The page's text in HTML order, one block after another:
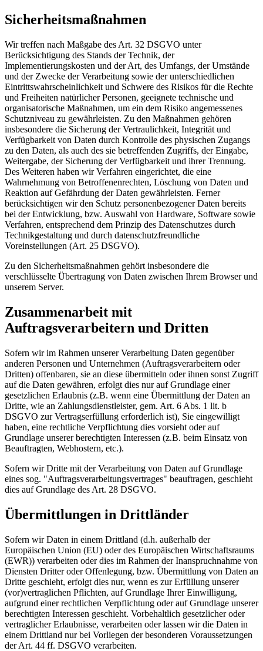
Sicherheitsmaßnahmen
Wir treffen nach Maßgabe des Art. 32 DSGVO unter
Berücksichtigung des Stands der Technik, der
Implementierungskosten und der Art, des Umfangs, der Umstände
und der Zwecke der Verarbeitung sowie der unterschiedlichen
Eintrittswahrscheinlichkeit und Schwere des Risikos für die Rechte
und Freiheiten natürlicher Personen, geeignete technische und
organisatorische Maßnahmen, um ein dem Risiko angemessenes
Schutzniveau zu gewährleisten. Zu den Maßnahmen gehören
insbesondere die Sicherung der Vertraulichkeit, Integrität und
Verfügbarkeit von Daten durch Kontrolle des physischen Zugangs
zu den Daten, als auch des sie betreffenden Zugriffs, der Eingabe,
Weitergabe, der Sicherung der Verfügbarkeit und ihrer Trennung.
Des Weiteren haben wir Verfahren eingerichtet, die eine
Wahrnehmung von Betroffenenrechten, Löschung von Daten und
Reaktion auf Gefährdung der Daten gewährleisten. Ferner
berücksichtigen wir den Schutz personenbezogener Daten bereits
bei der Entwicklung, bzw. Auswahl von Hardware, Software sowie
Verfahren, entsprechend dem Prinzip des Datenschutzes durch
Technikgestaltung und durch datenschutzfreundliche
Voreinstellungen (Art. 25 DSGVO).
Zu den Sicherheitsmaßnahmen gehört insbesondere die
verschlüsselte Übertragung von Daten zwischen Ihrem Browser und
unserem Server.
Zusammenarbeit mit
Auftragsverarbeitern und Dritten
Sofern wir im Rahmen unserer Verarbeitung Daten gegenüber
anderen Personen und Unternehmen (Auftragsverarbeitern oder
Dritten) offenbaren, sie an diese übermitteln oder ihnen sonst Zugriff
auf die Daten gewähren, erfolgt dies nur auf Grundlage einer
gesetzlichen Erlaubnis (z.B. wenn eine Übermittlung der Daten an
Dritte, wie an Zahlungsdienstleister, gem. Art. 6 Abs. 1 lit. b
DSGVO zur Vertragserfüllung erforderlich ist), Sie eingewilligt
haben, eine rechtliche Verpflichtung dies vorsieht oder auf
Grundlage unserer berechtigten Interessen (z.B. beim Einsatz von
Beauftragten, Webhostern, etc.).
Sofern wir Dritte mit der Verarbeitung von Daten auf Grundlage
eines sog. "Auftragsverarbeitungsvertrages" beauftragen, geschieht
dies auf Grundlage des Art. 28 DSGVO.
Übermittlungen in Drittländer
Sofern wir Daten in einem Drittland (d.h. außerhalb der
Europäischen Union (EU) oder des Europäischen Wirtschaftsraums
(EWR)) verarbeiten oder dies im Rahmen der Inanspruchnahme von
Diensten Dritter oder Offenlegung, bzw. Übermittlung von Daten an
Dritte geschieht, erfolgt dies nur, wenn es zur Erfüllung unserer
(vor)vertraglichen Pflichten, auf Grundlage Ihrer Einwilligung,
aufgrund einer rechtlichen Verpflichtung oder auf Grundlage unserer
berechtigten Interessen geschieht. Vorbehaltlich gesetzlicher oder
vertraglicher Erlaubnisse, verarbeiten oder lassen wir die Daten in
einem Drittland nur bei Vorliegen der besonderen Voraussetzungen
der Art. 44 ff. DSGVO verarbeiten.